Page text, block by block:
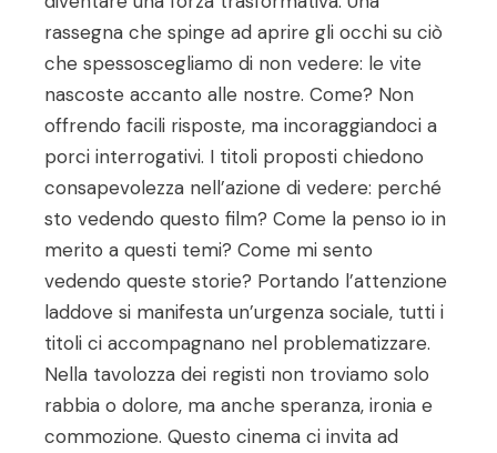
rassegna che spinge ad aprire gli occhi su ciò
che spessoscegliamo di non vedere: le vite
nascoste accanto alle nostre. Come? Non
offrendo facili risposte, ma incoraggiandoci a
porci interrogativi. I titoli proposti chiedono
consapevolezza nell’azione di vedere: perché
sto vedendo questo film? Come la penso io in
merito a questi temi? Come mi sento
vedendo queste storie? Portando l’attenzione
laddove si manifesta un’urgenza sociale, tutti i
titoli ci accompagnano nel problematizzare.
Nella tavolozza dei registi non troviamo solo
rabbia o dolore, ma anche speranza, ironia e
commozione. Questo cinema ci invita ad